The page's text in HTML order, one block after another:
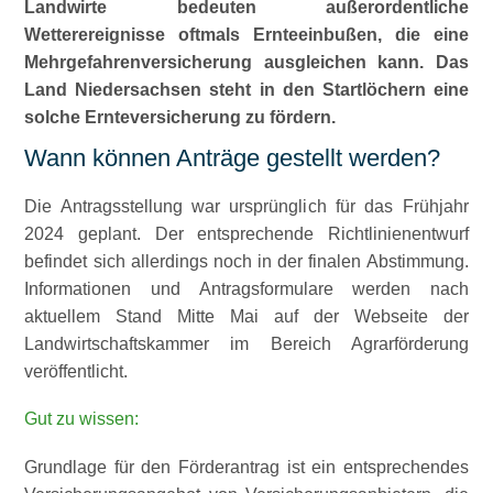
Landwirte bedeuten außerordentliche
Wetterereignisse oftmals Ernteeinbußen, die eine
Mehrgefahrenversicherung ausgleichen kann. Das
Land Niedersachsen steht in den Startlöchern eine
solche Ernteversicherung zu fördern.
Wann können Anträge gestellt werden?
Die Antragsstellung war ursprünglich für das Frühjahr
2024 geplant. Der entsprechende Richtlinienentwurf
befindet sich allerdings noch in der finalen Abstimmung.
Informationen und Antragsformulare werden nach
aktuellem Stand Mitte Mai auf der Webseite der
Landwirtschaftskammer im Bereich Agrarförderung
veröffentlicht.
Gut zu wissen:
Grundlage für den Förderantrag ist ein entsprechendes